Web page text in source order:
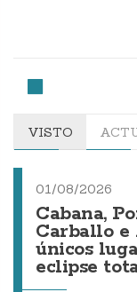
VISTO
01/08/2026
Cabana,
Carballo e
únicos
eclipse